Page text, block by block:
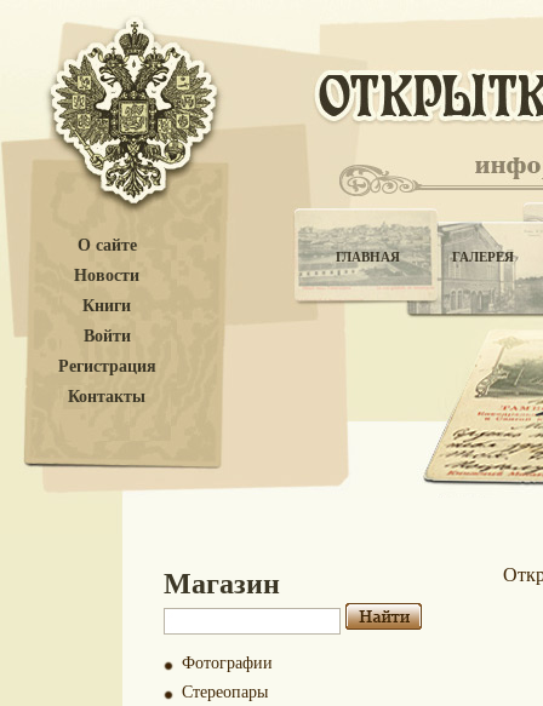
О сайте
Новости
Книги
Войти
Регистрация
Контакты
ГЛАВНАЯ ГАЛЕРЕЯ
Магазин
Фотографии
Стереопары